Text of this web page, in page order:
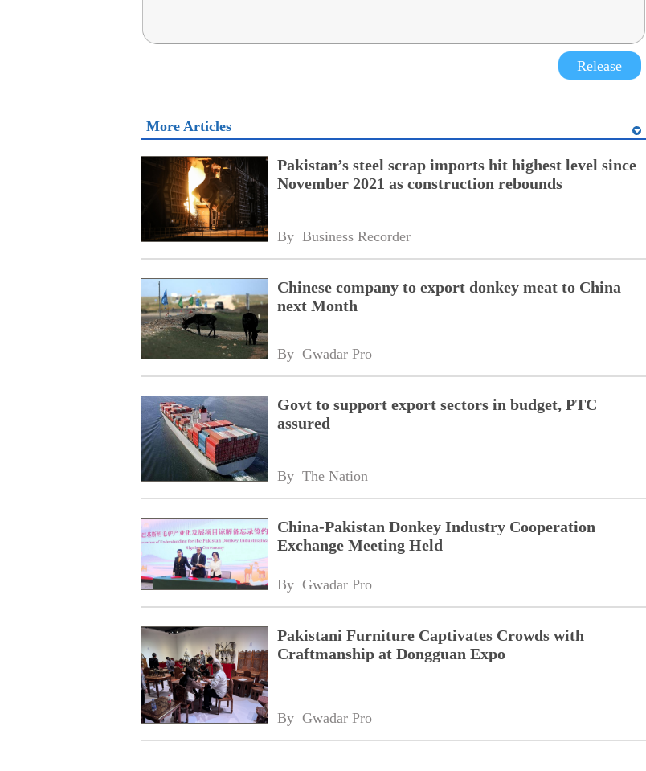
Release
More Articles
Pakistan’s steel scrap imports hit highest level since
November 2021 as construction rebounds
By Business Recorder
Chinese company to export donkey meat to China
next Month
By Gwadar Pro
Govt to support export sectors in budget, PTC
assured
By The Nation
China-Pakistan Donkey Industry Cooperation
Exchange Meeting Held
By Gwadar Pro
Pakistani Furniture Captivates Crowds with
Craftmanship at Dongguan Expo
By Gwadar Pro